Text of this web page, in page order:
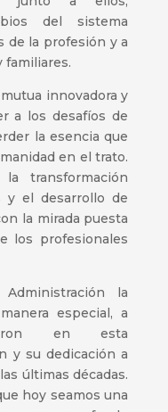
del sistema
de la profesión y a
familiares.
innovadora y
a los desafíos de
la esencia que
en el trato.
la transformación
y el desarrollo de
la mirada puesta
los profesionales
la
especial, a
en esta
y su dedicación a
últimas décadas.
hoy seamos una